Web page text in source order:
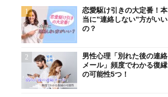
恋愛駆け引きの大定番！本
当に”連絡しない”方がいい
の？
男性心理「別れた後の連絡
メール」頻度でわかる復縁
の可能性5つ！